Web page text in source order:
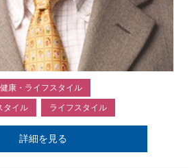
健康・ライフスタイル
タイル ライフスタイル
詳細を見る